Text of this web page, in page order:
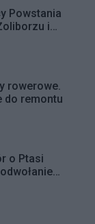
przy ul.
Powstania
i
rowerowe.
do remontu
o Ptasi
Dzielnicy